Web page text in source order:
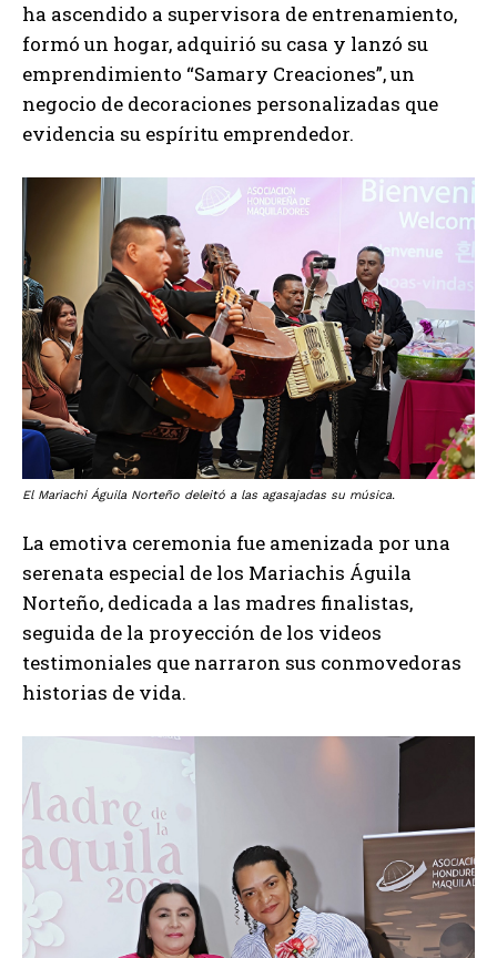
ha ascendido a supervisora ​​de entrenamiento,
formó un hogar, adquirió su casa y lanzó su
emprendimiento “Samary Creaciones”, un
negocio de decoraciones personalizadas que
evidencia su espíritu emprendedor.
El Mariachi Águila Norteño deleitó a las agasajadas su música.
La emotiva ceremonia fue amenizada por una
serenata especial de los Mariachis Águila
Norteño, dedicada a las madres finalistas,
seguida de la proyección de los videos
testimoniales que narraron sus conmovedoras
historias de vida.